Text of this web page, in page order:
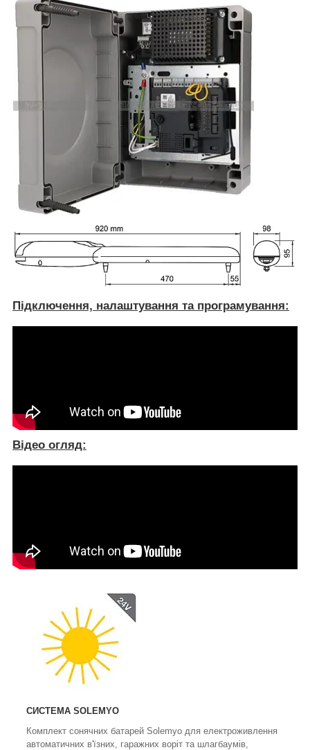
Підключення, налаштування та програмування:
Відео огляд:
СИСТЕМА SOLEMYO
Комплект сонячних батарей Solemyo для електроживлення
автоматичних в'їзних, гаражних воріт та шлагбаумів,